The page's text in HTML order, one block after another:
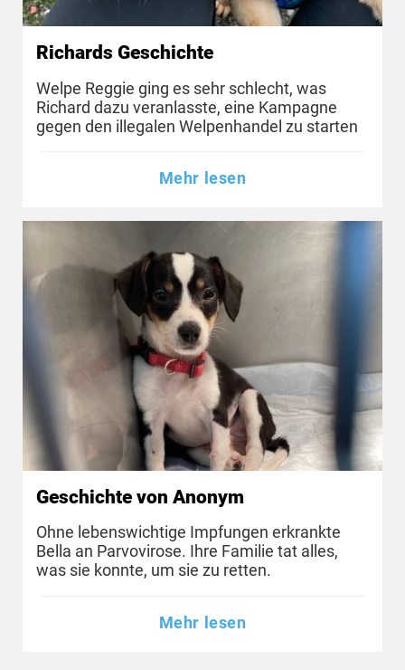
Richards Geschichte
Welpe Reggie ging es sehr schlecht, was
Richard dazu veranlasste, eine Kampagne
gegen den illegalen Welpenhandel zu starten
Mehr lesen
Geschichte von Anonym
Ohne lebenswichtige Impfungen erkrankte
Bella an Parvovirose. Ihre Familie tat alles,
was sie konnte, um sie zu retten.
Mehr lesen